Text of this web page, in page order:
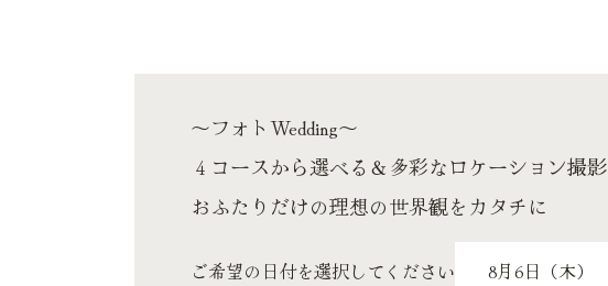
～フォトWedding～
４コースから選べる＆多彩なロケーション撮影
おふたりだけの理想の世界観をカタチに
ご希望の日付を選択してください